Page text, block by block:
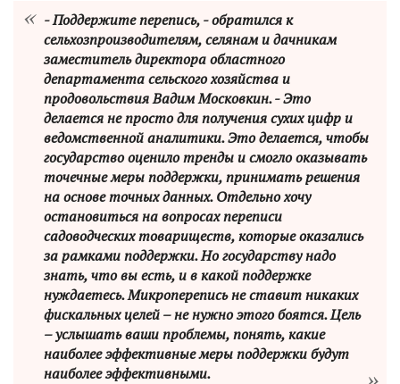
- Поддержите перепись, - обратился к
сельхозпроизводителям, селянам и дачникам
заместитель директора областного
департамента сельского хозяйства и
продовольствия Вадим Московкин. - Это
делается не просто для получения сухих цифр и
ведомственной аналитики. Это делается, чтобы
государство оценило тренды и смогло оказывать
точечные меры поддержки, принимать решения
на основе точных данных. Отдельно хочу
остановиться на вопросах переписи
садоводческих товариществ, которые оказались
за рамками поддержки. Но государству надо
знать, что вы есть, и в какой поддержке
нуждаетесь. Микроперепись не ставит никаких
фискальных целей – не нужно этого боятся. Цель
– услышать ваши проблемы, понять, какие
наиболее эффективные меры поддержки будут
наиболее эффективными.